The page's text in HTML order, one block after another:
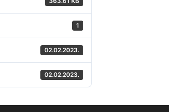
1
02.02.2023.
02.02.2023.